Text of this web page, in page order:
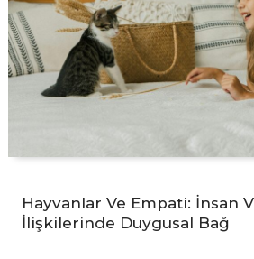
Hayvanlar Ve Empati: İnsan
İlişkilerinde Duygusal Bağ